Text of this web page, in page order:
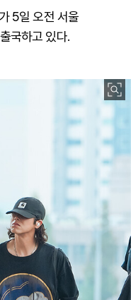
5일 오전 서울
국하고 있다.